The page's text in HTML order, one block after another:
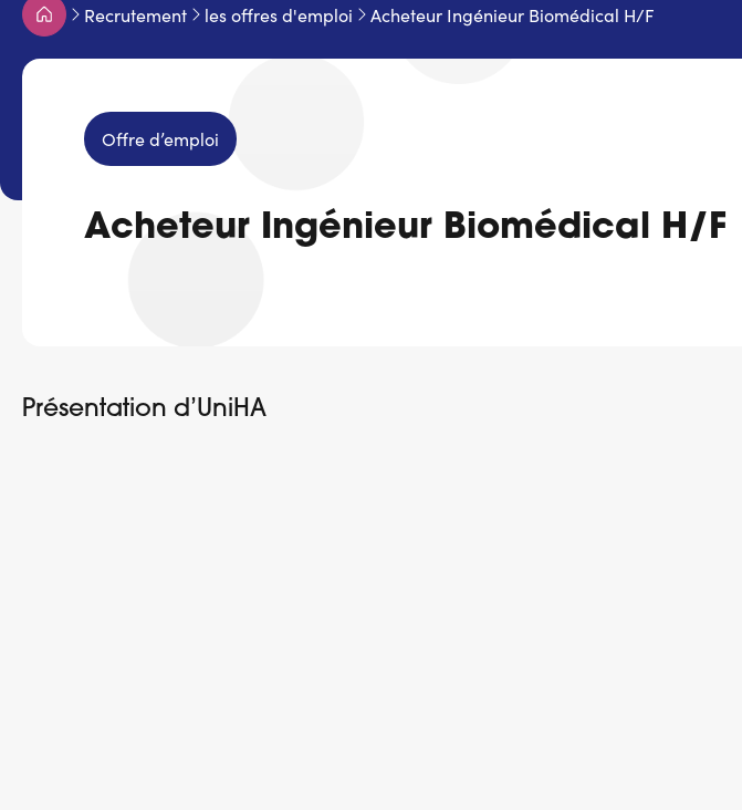
Fil
d'Ariane
Recrutement les offres d'emploi Acheteur Ingénieur Biomédical H/F
Offre d’emploi
Acheteur Ingénieur Biomédical H/F
Présentation d’UniHA